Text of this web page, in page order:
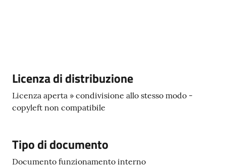
Descrizione
Licenza di distribuzione
Licenza aperta » condivisione allo stesso modo -
copyleft non compatibile
Tipo di documento
Documento funzionamento interno